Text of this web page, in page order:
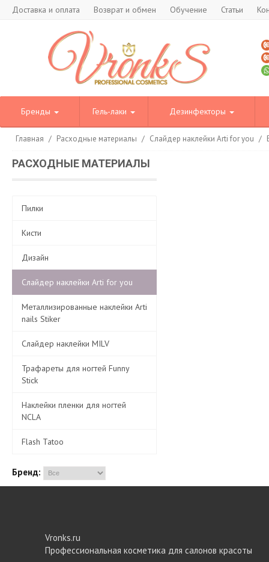
Доставка и оплата Возврат и обмен Обучение Статьи
Бренды Гель-лаки Дезинфекторы
Главная / Расходные материалы / Слайдер наклейки Arti for you /
РАСХОДНЫЕ МАТЕРИАЛЫ
Пилки
Кисти
Дизайн
Слайдер наклейки Arti for you
Металлизированные наклейки Arti
nails Stiker
Слайдер наклейки MILV
Трафареты для ногтей Funny
Stick
Наклейки пленки для ногтей
NCLA
Flash Tatoo
Бренд:
Vronks.ru
Профессиональная косметика для салонов красоты